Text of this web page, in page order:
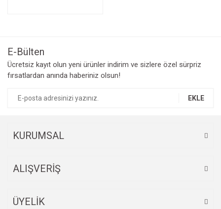
E-Bülten
Ücretsiz kayıt olun yeni ürünler indirim ve sizlere özel sürpriz
fırsatlardan anında haberiniz olsun!
EKLE
KURUMSAL
ALIŞVERİŞ
ÜYELİK